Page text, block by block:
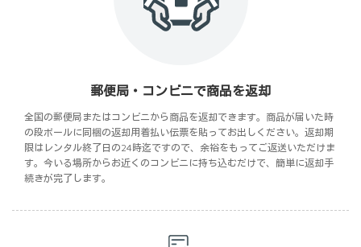
郵便局・コンビニで商品を返却
全国の郵便局またはコンビニから商品を返却できます。商品が届いた時
の段ボールに同梱の返却用着払い伝票を貼ってお出しください。返却期
限はレンタル終了日の24時迄ですので、余裕をもってご返送いただけま
す。今いる場所からお近くのコンビニに持ち込むだけで、簡単に返却手
続きが完了します。